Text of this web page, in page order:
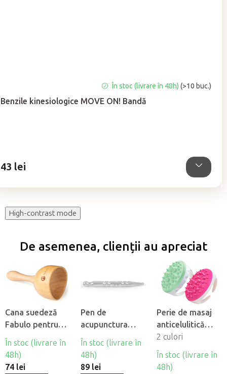
Benzile kinesiologice MOVE ON! Bandă
medie
a
stele.
În stoc (livrare în 48h)(>10 buc.)
43 lei
High-contrast mode
De asemenea, clienții au apreciat
Cana suedeză
Fabulo pentru
madroterapie
În stoc (livrare în
48h)
74 lei
Pen de
acupunctura
Fabulo Pen
În stoc (livrare în
48h)
89 lei
Perie de masaj
anticelulitică
Fabulo
2 culori
În stoc (livrare în
48h)